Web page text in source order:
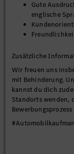
Gute
englische
Zusätzliche
Wir freuen uns
mit Behinderung.
kannst du dich
Standorts wenden,